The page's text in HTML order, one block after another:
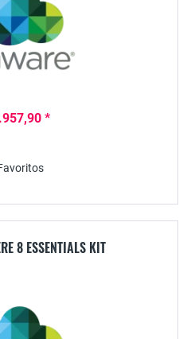
*
8 ESSENTIALS KIT